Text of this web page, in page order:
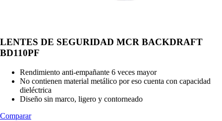
LENTES DE SEGURIDAD MCR BACKDRAFT
BD110PF
Rendimiento anti-empañante 6 veces mayor
No contienen material metálico por eso cuenta con capacidad
dieléctrica
Diseño sin marco, ligero y contorneado
Comparar